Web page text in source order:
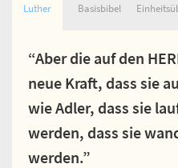
Luther Basisbibel
“Aber die auf den
neue Kraft, dass sie
wie Adler, dass sie
werden, dass sie
werden.”